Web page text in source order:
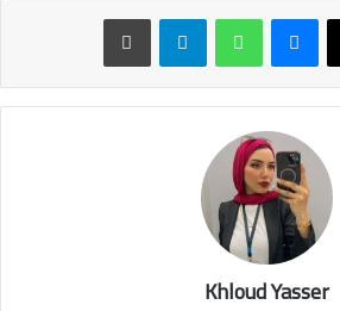
ماسنجر واتساب تيلقرام طباعة
Khloud Yasser